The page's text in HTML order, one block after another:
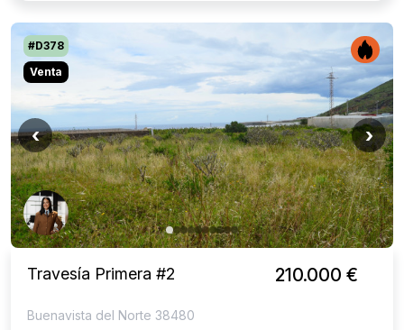
‹ ›
#D378
Venta
Travesía Primera #2
Buenavista del Norte 38480
210.000 €